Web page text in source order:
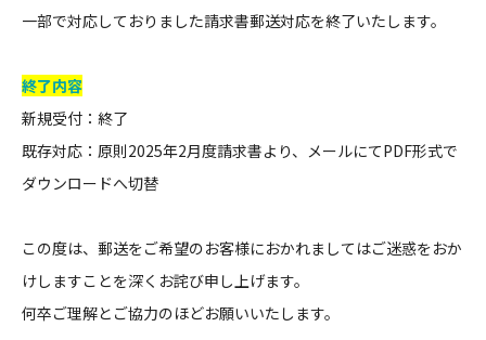
一部で対応しておりました請求書郵送対応を終了いたします。
終了内容
新規受付：終了
既存対応：原則2025年2月度請求書より、メールにてPDF形式で
ダウンロードへ切替
この度は、郵送をご希望のお客様におかれましてはご迷惑をおか
けしますことを深くお詫び申し上げます。
何卒ご理解とご協力のほどお願いいたします。